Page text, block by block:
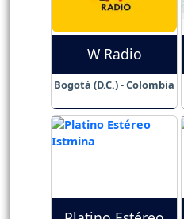
W Radio
Bogotá (D.C.) - Colombia